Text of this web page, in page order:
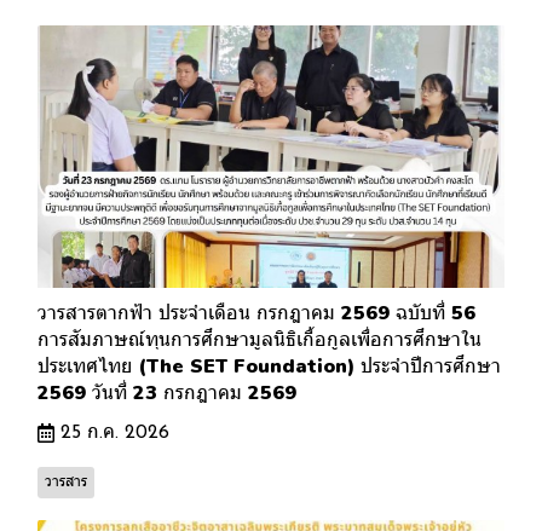
วารสารตากฟ้า ประจำเดือน กรกฎาคม 2569 ฉบับที่ 56
การสัมภาษณ์ทุนการศึกษามูลนิธิเกื้อกูลเพื่อการศึกษาใน
ประเทศไทย (The SET Foundation) ประจำปีการศึกษา
2569 วันที่ 23 กรกฎาคม 2569
25 ก.ค. 2026
วารสาร